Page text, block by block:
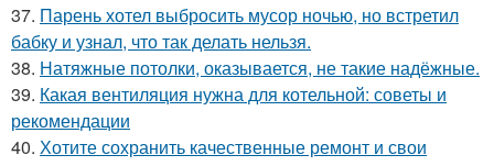
37. Парень хотел выбросить мусор ночью, но встретил
бабку и узнал, что так делать нельзя.
38. Натяжные потолки, оказывается, не такие надёжные.
39. Какая вентиляция нужна для котельной: советы и
рекомендации
40. Хотите сохранить качественные ремонт и свои